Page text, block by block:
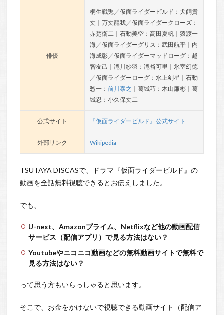
俳優
桐生戦兎／仮面ライダービルド：犬飼貴
丈｜万丈龍我／仮面ライダークローズ：
赤楚衛二｜石動美空：高田夏帆｜猿渡一
海／仮面ライダーグリス：武田航平｜内
海成彰／仮面ライダーマッドローグ：越
智友己｜滝川紗羽：滝裕可里｜氷室幻徳
／仮面ライダーローグ：水上剣星｜石動
惣一： 前川泰之 ｜葛城巧：木山廉彬｜葛
城忍：小久保丈二
公式サイト 『仮面ライダービルド』公式サイト
外部リンク Wikipedia
TSUTAYA DISCASで、ドラマ『仮面ライダービルド』の
動画を全話無料視聴できるとお伝えしました。
でも、
U-next、Amazonプライム、Netflixなど他の動画配信
サービス（配信アプリ）で見る方法はない？
Youtubeやニコニコ動画などの無料動画サイトで無料で
見る方法はない？
って思う方もいらっしゃると思います。
そこで、お金をかけないで視聴できる動画サイト（配信ア